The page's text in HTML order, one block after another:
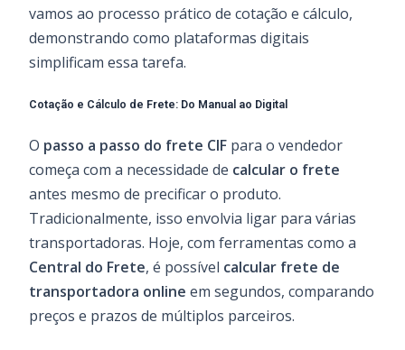
vamos ao processo prático de cotação e cálculo,
demonstrando como plataformas digitais
simplificam essa tarefa.
Cotação e Cálculo de Frete: Do Manual ao Digital
O passo a passo do frete CIF para o vendedor
começa com a necessidade de calcular o frete
antes mesmo de precificar o produto.
Tradicionalmente, isso envolvia ligar para várias
transportadoras. Hoje, com ferramentas como a
Central do Frete, é possível calcular frete de
transportadora online em segundos, comparando
preços e prazos de múltiplos parceiros.